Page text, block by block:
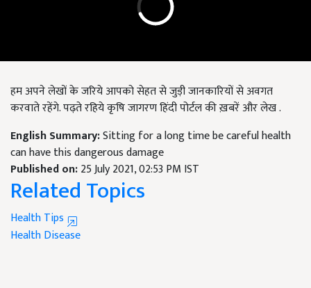
हम अपने लेखों के जरिये आपको सेहत से जुड़ी जानकारियों से अवगत
करवाते रहेंगे. पढ़ते रहिये कृषि जागरण हिंदी पोर्टल की ख़बरें और लेख .
English Summary:Sitting for a long time be careful health
can have this dangerous damage
Published on:25 July 2021, 02:53 PM IST
Related Topics
Health Tips
HealthDisease